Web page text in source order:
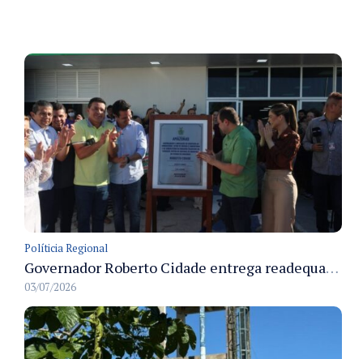
Políticia Regional
Governador Roberto Cidade entrega readequação do ambulatório da FCecon e amplia capacidade de atendimento oncológico em Manaus
03/07/2026